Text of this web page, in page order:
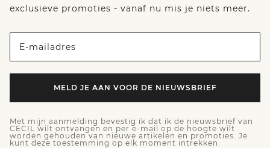
exclusieve promoties - vanaf nu mis je niets meer.
E-mailadres
MELD JE AAN VOOR DE NIEUWSBRIEF
Met mijn aanmelding bevestig ik dat ik de nieuwsbrief van
CECIL wilt ontvangen en per e-mail op de hoogte wilt
worden gehouden van nieuwe artikelen en promoties. Je
kunt deze toestemming op elk moment intrekken.